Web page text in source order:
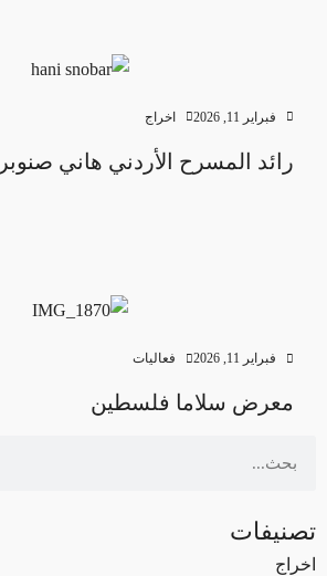
فبراير 11, 2026 اخراج
رائد المسرح الأردني هاني صنوبر
فبراير 11, 2026 فعاليات
معرض سلاما فلسطين
تصنيفات
اخراج